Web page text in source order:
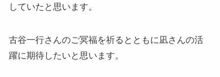
していたと思います。
古谷一行さんのご冥福を祈るとともに凪さんの活
躍に期待したいと思います。